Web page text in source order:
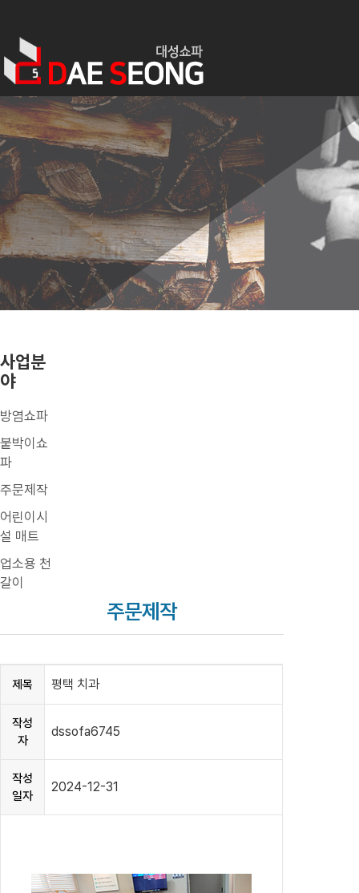
사업분
야
방염쇼파
붙박이쇼
파
주문제작
어린이시
설 매트
업소용 천
갈이
주문제작
제목 평택 치과
작성
자
dssofa6745
작성
일자
2024-12-31